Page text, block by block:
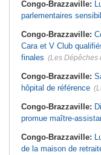
Congo-Brazzaville:
parlementaires
Congo-Brazzaville:
Cara et V Club
finales (Les Dépêches
Congo-Brazzaville:
hôpital de référence
Congo-Brazzaville:
promue maître-
Congo-Brazzaville:
de la maison de